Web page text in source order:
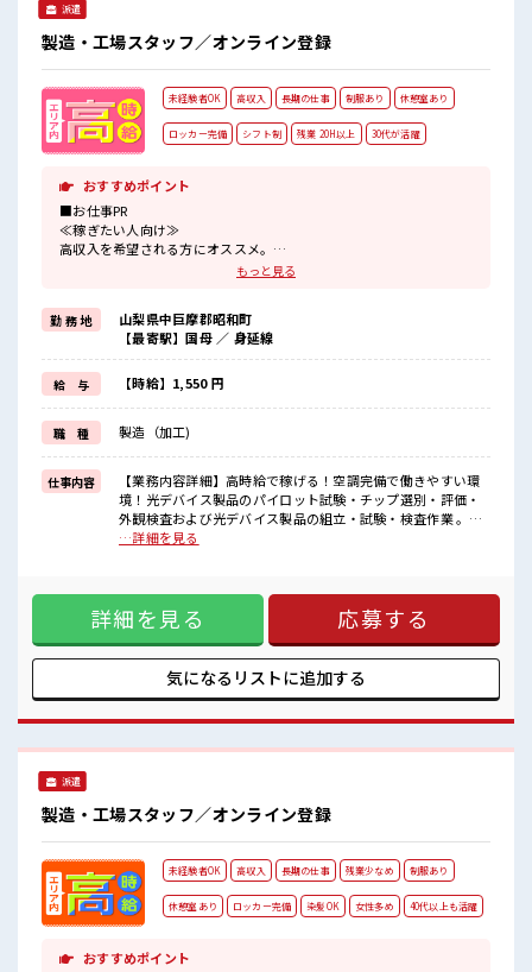
派遣
製造・工場スタッフ／オンライン登録
未経験者OK 高収入 長期の仕事 制服あり 休憩室あり
ロッカー完備 シフト制 残業 20H以上 30代が活躍
おすすめポイント
■お仕事PR
≪稼ぎたい人向け≫
高収入を希望される方にオススメ。
残業は月20時間以上あります♪
≪未経験の方も大カンゲイ≫
新しいことにチャレンジするのは不安だけど、
しっかり働く環境が整っています！
イチからスキルUP・ステップUP目指していきましょう！
≪様々なお仕事をご提案≫
一人で悩まず気軽に相談できる、
派遣のお仕事です！
■職場の雰囲気
しっかり休める休憩室あり！
オンオフの切替もできちゃう！
ロッカーあり！
安心してお仕事に集中♪
もっと見る
勤 務 地
山梨県中巨摩郡昭和町
【最寄駅】国母 ／ 身延線
給 与 【時給】1,550 円
職 種 製造（加工)
仕事内容
【業務内容詳細】高時給で稼げる！空調完備で働きやすい環
境！光デバイス製品のパイロット試験・チップ選別・評価・
外観検査および光デバイス製品の組立・試験・検査作業 。ピ
ンセットを使用するような細かい作業が多い。【取扱製品情
服があると毎日の服選びに悩まずOK♪ ≪未経験の方も大カン
ゲイ≫ 新しいことにチャレンジするのは不安だけど、 しっか
り働く環境が整っています！ イチからスキルUP・ステップ
UP目指していきましょう！ ≪様々なお仕事をご提案≫ 一人で
悩まず気軽に相談できる、 派遣のお仕事です！ ■職場の雰囲
気 しっかり休める休憩室あり！ オンオフの切替もできちゃ
あるお仕事！ 高収入もバッチリ目指せますよ！
…詳細を見る
詳細を見る 応募する
気になるリストに追加する
派遣
製造・工場スタッフ／オンライン登録
未経験者OK 高収入 長期の仕事 残業少なめ 制服あり
休憩室あり ロッカー完備 染髪OK 女性多め 40代以上も活躍
おすすめポイント